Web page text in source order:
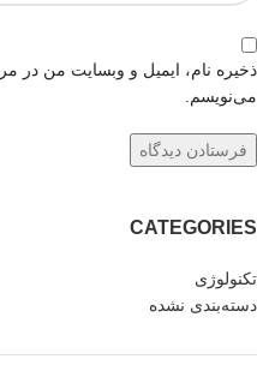
ذخیره نام، ایمیل و وبسایت من در
می‌نویسم.
CATEGORIES
تکنولوژی
دسته‌بندی نشده